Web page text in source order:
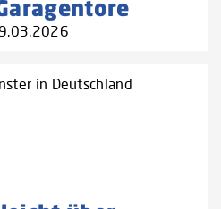
in Deutschland